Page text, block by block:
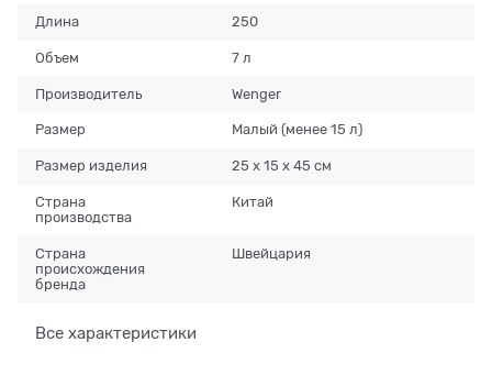
Длина 250
Объем 7 л
Производитель Wenger
Размер Малый (менее 15 л)
Размер изделия 25 х 15 х 45 см
Страна
производства
Китай
Страна
происхождения
бренда
Швейцария
Все характеристики